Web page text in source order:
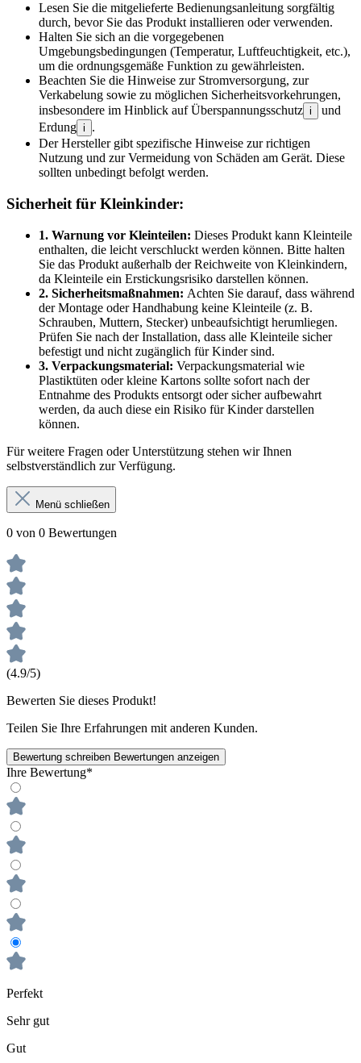
Lesen Sie die mitgelieferte Bedienungsanleitung sorgfältig
durch, bevor Sie das Produkt installieren oder verwenden.
Halten Sie sich an die vorgegebenen
Umgebungsbedingungen (Temperatur, Luftfeuchtigkeit, etc.),
um die ordnungsgemäße Funktion zu gewährleisten.
Beachten Sie die Hinweise zur Stromversorgung, zur
Verkabelung sowie zu möglichen Sicherheitsvorkehrungen,
insbesondere im Hinblick auf Überspannungsschutz i
und
Erdung i
.
Der Hersteller gibt spezifische Hinweise zur richtigen
Nutzung und zur Vermeidung von Schäden am Gerät. Diese
sollten unbedingt befolgt werden.
Sicherheit für Kleinkinder:
1. Warnung vor Kleinteilen: Dieses Produkt kann Kleinteile
enthalten, die leicht verschluckt werden können. Bitte halten
Sie das Produkt außerhalb der Reichweite von Kleinkindern,
da Kleinteile ein Erstickungsrisiko darstellen können.
2. Sicherheitsmaßnahmen: Achten Sie darauf, dass während
der Montage oder Handhabung keine Kleinteile (z. B.
Schrauben, Muttern, Stecker) unbeaufsichtigt herumliegen.
Prüfen Sie nach der Installation, dass alle Kleinteile sicher
befestigt und nicht zugänglich für Kinder sind.
3. Verpackungsmaterial: Verpackungsmaterial wie
Plastiktüten oder kleine Kartons sollte sofort nach der
Entnahme des Produkts entsorgt oder sicher aufbewahrt
werden, da auch diese ein Risiko für Kinder darstellen
können.
Für weitere Fragen oder Unterstützung stehen wir Ihnen
selbstverständlich zur Verfügung.
Menü schließen
0 von 0 Bewertungen
(4.9/5)
Bewerten Sie dieses Produkt!
Teilen Sie Ihre Erfahrungen mit anderen Kunden.
Bewertung schreiben Bewertungen anzeigen
Ihre Bewertung*
Perfekt
Sehr gut
Gut